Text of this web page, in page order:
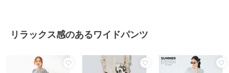
リラックス感のあるワイドパンツ